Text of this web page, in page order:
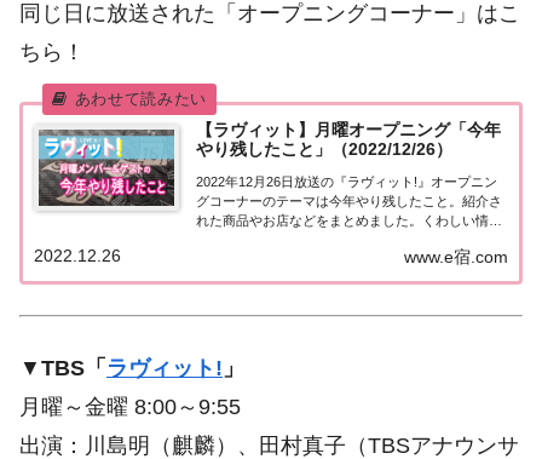
同じ日に放送された「オープニングコーナー」はこ
ちら！
【ラヴィット】月曜オープニング「今年
やり残したこと」（2022/12/26）
2022年12月26日放送の『ラヴィット!』オープニン
グコーナーのテーマは今年やり残したこと。紹介さ
れた商品やお店などをまとめました。くわしい情報
年最後の月曜ラヴィット！』。そこで、今日はラビ
ット!月曜メンバー＆ゲストに「今年やり...
www.e宿.com
2022.12.26
▼ TBS「 ラヴィット! 」
月曜～金曜 8:00～9:55
出演：川島明（麒麟）、田村真子（TBSアナウンサ